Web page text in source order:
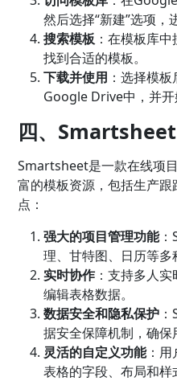
然后选择“新建”选项，
搜索模板 ：在模板库
找到合适的模板。
下载并使用 ：选择模
Google Drive中，并开
四、Smartsheet
Smartsheet是一款在线项
富的模板资源，包括生产
点：
强大的项目管理功能：
理、甘特图、日历等多
实时协作：支持多人实
编辑表格数据。
数据安全和隐私保护
据安全保障机制，确保
灵活的自定义功能：用
表格的字段、布局和样